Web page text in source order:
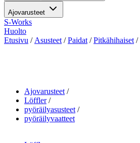
Ajovarusteet
S-Works
Huolto
Etusivu / Asusteet /Paidat /Pitkähihaiset /
Ajovarusteet
Löffler
pyöräilyasusteet
pyöräilyvaatteet